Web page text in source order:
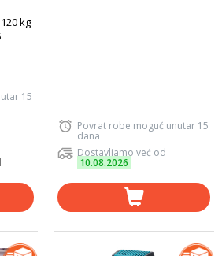
kg
15
Povrat robe moguć unutar 15
dana
Dostavljamo već od
10.08.2026